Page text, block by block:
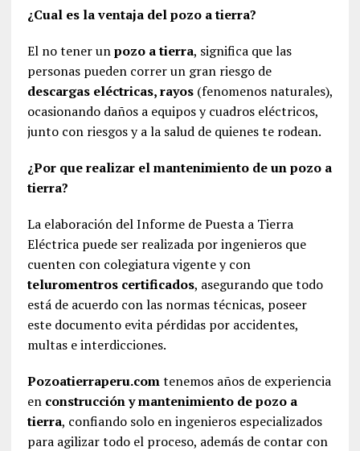
¿Cual es la ventaja del pozo a tierra?
El no tener unpozo a tierra, significa que las
personas pueden correr un gran riesgo de
descargas eléctricas, rayos(fenomenos naturales),
ocasionando daños a equipos y cuadros eléctricos,
junto con riesgos y a la salud de quienes te rodean.
¿Por que realizar el mantenimiento de un pozo a
tierra?
La elaboración del Informe de Puesta a Tierra
Eléctrica puede ser realizada por ingenieros que
cuenten con colegiatura vigente y con
teluromentros certificados, asegurando que todo
está de acuerdo con las normas técnicas, poseer
este documento evita pérdidas por accidentes,
multas e interdicciones.
Pozoatierraperu.comtenemos años de experiencia
en construcción y mantenimiento de pozo a
tierra, confiando solo en ingenieros especializados
para agilizar todo el proceso, además de contar con